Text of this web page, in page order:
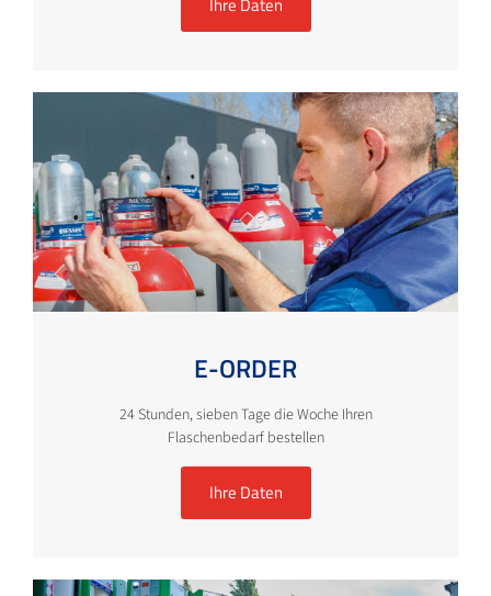
E-ORDER
24 Stunden, sieben Tage die Woche Ihren
Flaschenbedarf bestellen
Ihre Daten